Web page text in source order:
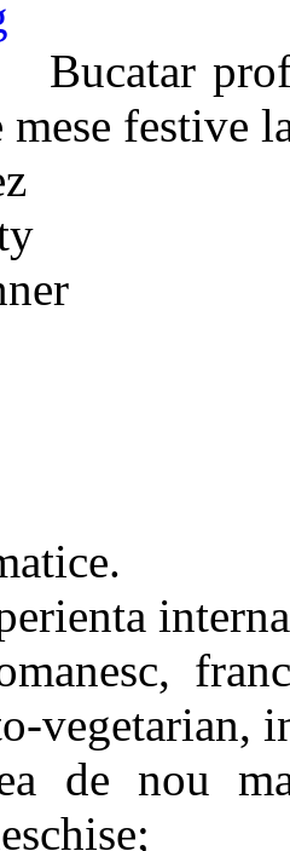
Bucatar
mese festive
vegetarian,
de nou